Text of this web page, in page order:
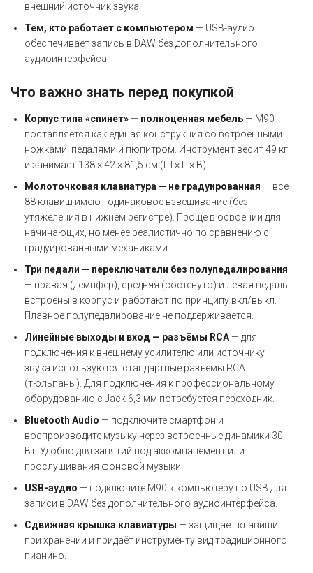
внешний источник звука.
Тем, кто работает с компьютером — USB-аудио
обеспечивает запись в DAW без дополнительного
аудиоинтерфейса.
Что важно знать перед покупкой
Корпус типа «спинет» — полноценная мебель — M90
поставляется как единая конструкция со встроенными
ножками, педалями и пюпитром. Инструмент весит 49 кг
и занимает 138 × 42 × 81,5 см (Ш × Г × В).
Молоточковая клавиатура — не градуированная — все
88 клавиш имеют одинаковое взвешивание (без
утяжеления в нижнем регистре). Проще в освоении для
начинающих, но менее реалистично по сравнению с
градуированными механиками.
Три педали — переключатели без полупедалирования
— правая (демпфер), средняя (состенуто) и левая педаль
встроены в корпус и работают по принципу вкл/выкл.
Плавное полупедалирование не поддерживается.
Линейные выходы и вход — разъёмы RCA — для
подключения к внешнему усилителю или источнику
звука используются стандартные разъёмы RCA
(тюльпаны). Для подключения к профессиональному
оборудованию с Jack 6,3 мм потребуется переходник.
Bluetooth Audio — подключите смартфон и
воспроизводите музыку через встроенные динамики 30
Вт. Удобно для занятий под аккомпанемент или
прослушивания фоновой музыки.
USB-аудио — подключите M90 к компьютеру по USB для
записи в DAW без дополнительного аудиоинтерфейса.
Сдвижная крышка клавиатуры — защищает клавиши
при хранении и придаёт инструменту вид традиционного
пианино.